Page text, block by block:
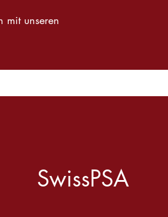
mit unseren
SwissPSA